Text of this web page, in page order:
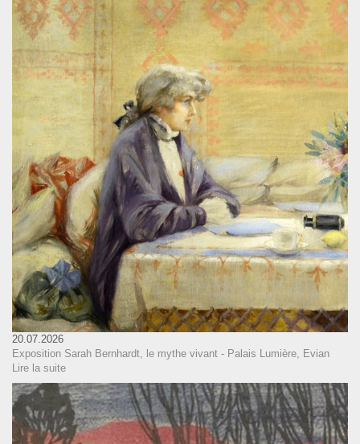
20.07.2026
Exposition Sarah Bernhardt, le mythe vivant - Palais Lumière, Evian
Lire la suite